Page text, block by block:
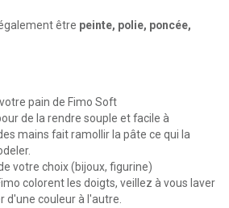
être peinte, polie, poncée,
pain de Fimo Soft
de la rendre souple et facile à
mains fait ramollir la pâte ce qui la
votre choix (bijoux, figurine)
colorent les doigts, veillez à vous laver
d'une couleur à l'autre.